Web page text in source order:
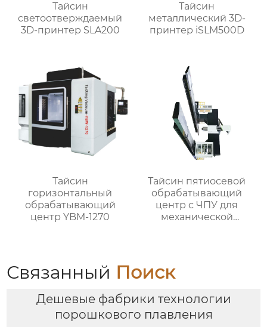
Тайсин
светоотверждаемый
3D-принтер SLA200
Тайсин
металлический 3D-
принтер iSLM500D
Тайсин
горизонтальный
обрабатывающий
центр YBM-1270
Тайсин пятиосевой
обрабатывающий
центр с ЧПУ для
механической
Связанный Поиск
Дешевые фабрики технологии
порошкового плавления